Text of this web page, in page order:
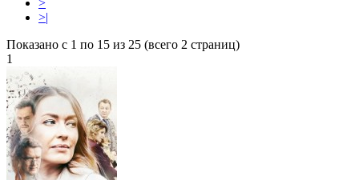
>|
Показано с 1 по 15 из 25 (всего 2 страниц)
1